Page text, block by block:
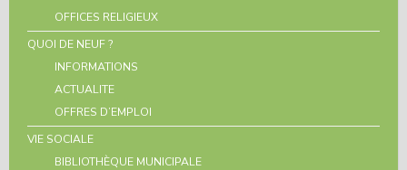
OFFICES RELIGIEUX
QUOI DE NEUF ?
INFORMATIONS
ACTUALITE
OFFRES D’EMPLOI
VIE SOCIALE
BIBLIOTHÈQUE MUNICIPALE